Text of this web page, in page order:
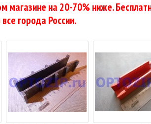
магазине на 20-70% ниже.
города России.